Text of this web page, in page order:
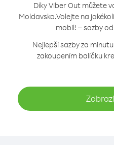
Díky Viber Out můžete
Moldavsko.Volejte na
mobil! – sazby
Nejlepší sazby za
zakoupením balíčku